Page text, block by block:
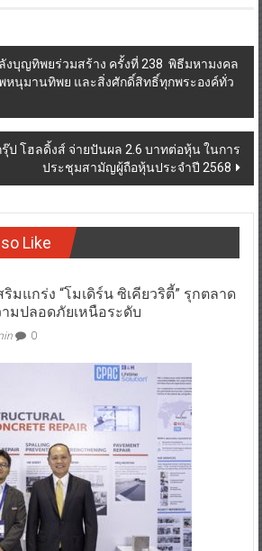
งบุญทิพยร่วมสร้าง ครั้งที่ 238 พิธีมหามงคล
พหนุมานทิพย และสิ่งศักดิ์สิทธิ์ทุกพระองค์ทั่ว
ป โฮลดิ้งส์ จ่ายปันผล 2.6 บาทต่อหุ้น ในการ
ประชุมสามัญผู้ถือหุ้นประจำปี 2568
Like
ริมแกร่ง “โมเดิร์น ซิเคียวริตี้” รุกตลาด
มปลอดภัยเหนือระดับ
0